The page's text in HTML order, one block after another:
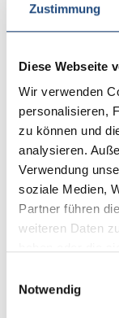
Zustimmung
Diese Webseite
Wir verwenden
personalisieren,
zu können und
analysieren.
Verwendung
soziale Medien,
Partner führen
weiteren Daten
Notwendig
156,00